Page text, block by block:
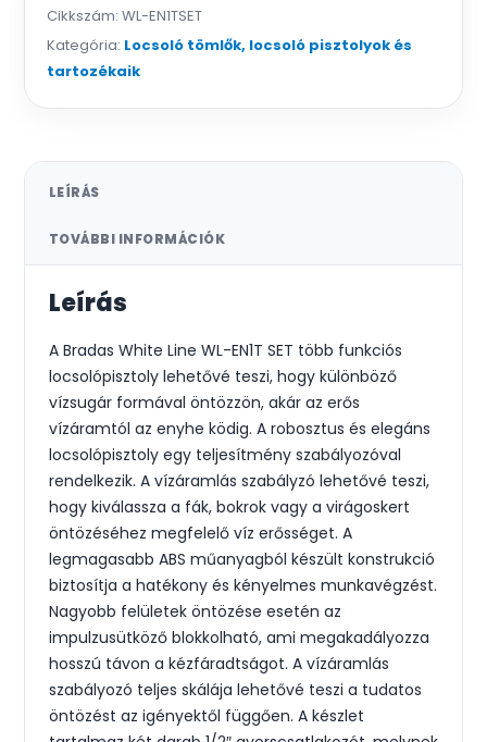
Cikkszám: WL-EN1TSET
Kategória: Locsoló tömlők, locsoló pisztolyok és
tartozékaik
LEÍRÁS
TOVÁBBI INFORMÁCIÓK
Leírás
A Bradas White Line WL-EN1T SET több funkciós
locsolópisztoly lehetővé teszi, hogy különböző
vízsugár formával öntözzön, akár az erős
vízáramtól az enyhe ködig. A robosztus és elegáns
locsolópisztoly egy teljesítmény szabályozóval
rendelkezik. A vízáramlás szabályzó lehetővé teszi,
hogy kiválassza a fák, bokrok vagy a virágoskert
öntözéséhez megfelelő víz erősséget. A
legmagasabb ABS műanyagból készült konstrukció
biztosítja a hatékony és kényelmes munkavégzést.
Nagyobb felületek öntözése esetén az
impulzusütköző blokkolható, ami megakadályozza
hosszú távon a kézfáradtságot. A vízáramlás
szabályozó teljes skálája lehetővé teszi a tudatos
öntözést az igényektől függően. A készlet